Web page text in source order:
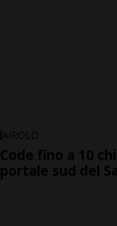
AIROLO
Code fino a 10
portale sud del